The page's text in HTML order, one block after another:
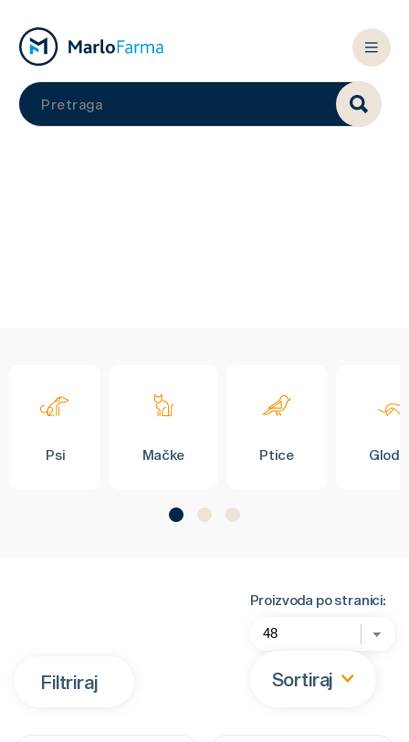
Psi Mačke Ptice
Filtriraj
Proizvoda po stranici:
Sortiraj